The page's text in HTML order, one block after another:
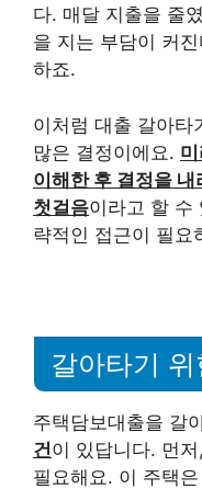
다. 매달 지출을 줄
을 지는 부담이 커
하죠.
이처럼 대출 갈아타
많은 결정이에요.
이해한 후 결정을
첫걸음이라고 할 수
략적인 접근이 필요
갈아타기
주택담보대출을 갈
건이 있답니다. 먼
필요해요. 이 주택